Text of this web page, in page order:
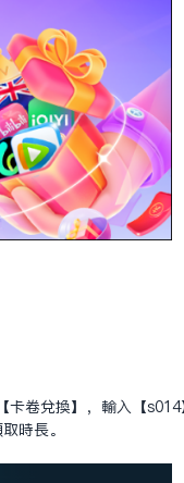
卷兑换】，输入【
时长。